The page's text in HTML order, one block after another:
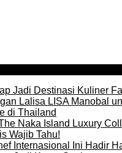
Jadi Destinasi Kuliner
Lalisa LISA Manobal
di Thailand
Naka Island Luxury
Wajib Tahu!
Internasional Ini Hadir